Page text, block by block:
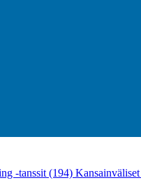
-tanssit (194) Kansainväliset